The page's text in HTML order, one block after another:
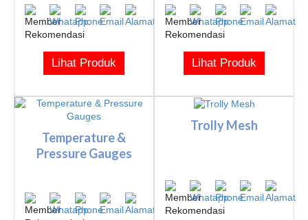
Lihat Produk Lihat Produk
Temperature &
Pressure Gauges
Trolly Mesh